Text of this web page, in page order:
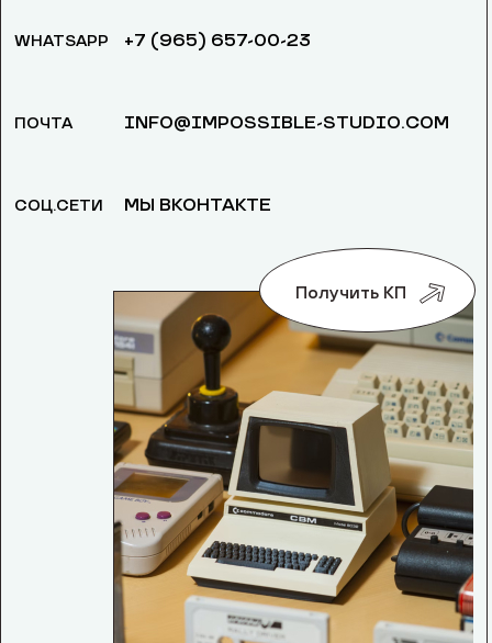
WHATSAPP
ПОЧТА
СОЦ.СЕТИ
+7 (965) 657-00-23
INFO@IMPOSSIBLE-STUDIO.COM
МЫ ВКОНТАКТЕ
Получить КП